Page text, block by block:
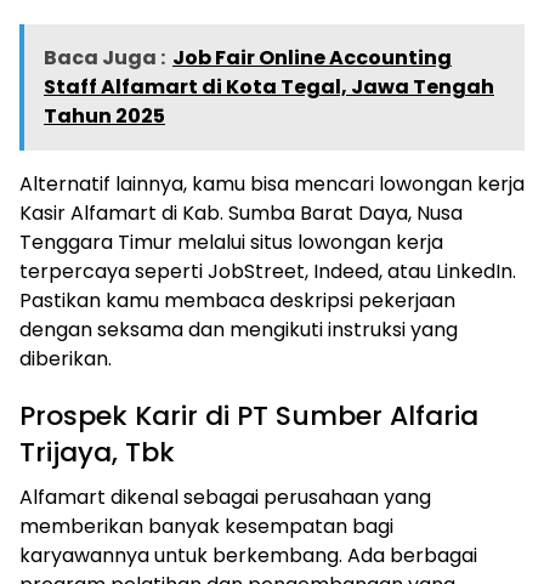
Baca Juga : Job Fair Online Accounting
Staff Alfamart di Kota Tegal, Jawa Tengah
Tahun 2025
Alternatif lainnya, kamu bisa mencari lowongan kerja
Kasir Alfamart di Kab. Sumba Barat Daya, Nusa
Tenggara Timur melalui situs lowongan kerja
terpercaya seperti JobStreet, Indeed, atau LinkedIn.
Pastikan kamu membaca deskripsi pekerjaan
dengan seksama dan mengikuti instruksi yang
diberikan.
Prospek Karir di PT Sumber Alfaria
Trijaya, Tbk
Alfamart dikenal sebagai perusahaan yang
memberikan banyak kesempatan bagi
karyawannya untuk berkembang. Ada berbagai